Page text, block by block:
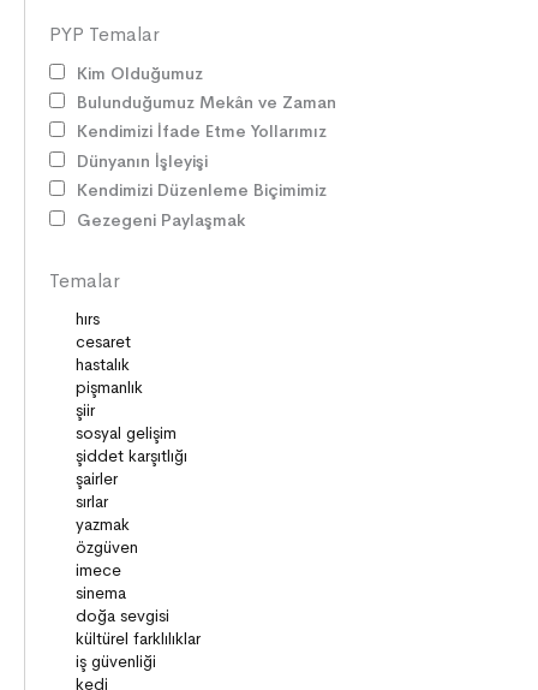
HİKÂYE GELENEĞİMİZ
SOSYAL İLİŞKİLER
EDEBİ TÜRLER
SORUMLULUKLAR
HAK ve ÖZGÜRLÜKLER
LİDERLER
DOĞA ve EVREN
HAKLAR
DEMOKRASİ
BİLİM ve TEKNOLOJİ
KÜLTÜRLER
DİLİMİZİN ZENGİNLİĞİ
KİŞİSEL GELİŞİM
SAĞLIK
MİLLİ MÜCADELE
OKUMA KÜLTÜRÜ
GELENEKLER
ERDEMLER
DESTANLAR
PYP Temalar
Kim Olduğumuz
Bulunduğumuz Mekân ve Zaman
Kendimizi İfade Etme Yollarımız
Dünyanın İşleyişi
Kendimizi Düzenleme Biçimimiz
Gezegeni Paylaşmak
Temalar